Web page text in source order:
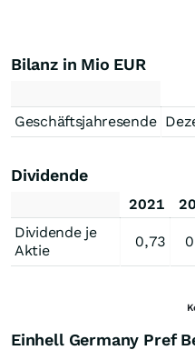
Bilanz in Mio EUR
Geschäftsjahresende
Dividende
2021
Dividende je
Aktie
0,73
Einhell Germany Pref